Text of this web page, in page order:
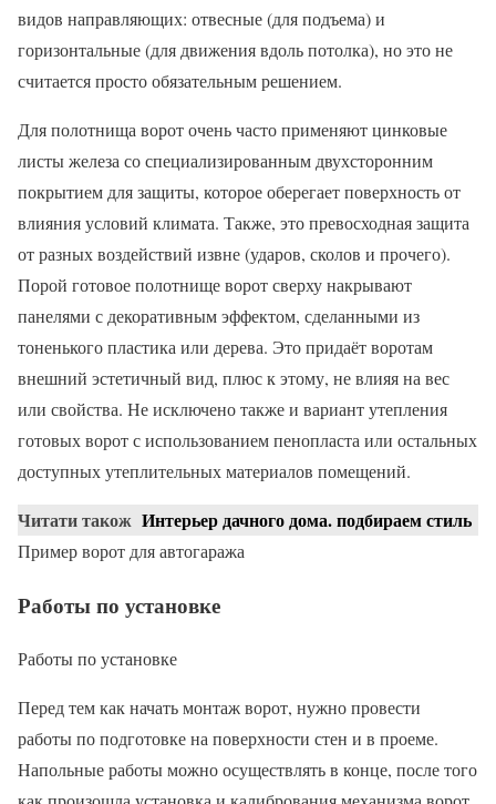
видов направляющих: отвесные (для подъема) и
горизонтальные (для движения вдоль потолка), но это не
считается просто обязательным решением.
Для полотнища ворот очень часто применяют цинковые
листы железа со специализированным двухсторонним
покрытием для защиты, которое оберегает поверхность от
влияния условий климата. Также, это превосходная защита
от разных воздействий извне (ударов, сколов и прочего).
Порой готовое полотнище ворот сверху накрывают
панелями с декоративным эффектом, сделанными из
тоненького пластика или дерева. Это придаёт воротам
внешний эстетичный вид, плюс к этому, не влияя на вес
или свойства. Не исключено также и вариант утепления
готовых ворот с использованием пенопласта или остальных
доступных утеплительных материалов помещений.
Читати також Интерьер дачного дома. подбираем стиль
Пример ворот для автогаража
Работы по установке
Работы по установке
Перед тем как начать монтаж ворот, нужно провести
работы по подготовке на поверхности стен и в проеме.
Напольные работы можно осуществлять в конце, после того